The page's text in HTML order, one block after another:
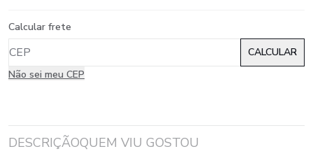
Calcular frete
Não sei meu CEP
DESCRIÇÃOQUEM VIU GOSTOU